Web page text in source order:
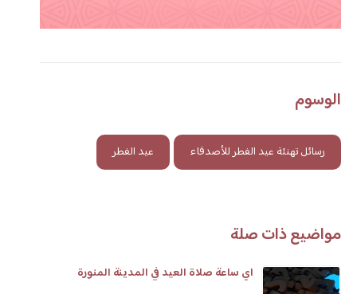
الوسوم
رسائل تهنئة عيد الفطر للأصدقاء عيد الفطر
مواضيع ذات صلة
اي ساعة صلاة العيد في المدينة المنورة